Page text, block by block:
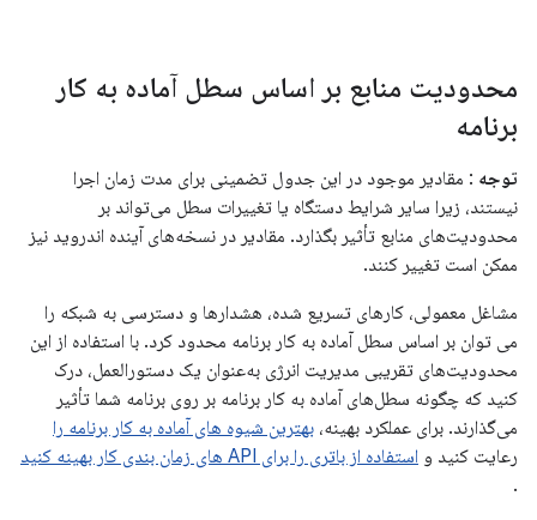
محدودیت منابع بر اساس سطل آماده به کار
برنامه
توجه : مقادیر موجود در این جدول تضمینی برای مدت زمان اجرا
نیستند، زیرا سایر شرایط دستگاه یا تغییرات سطل می‌تواند بر
محدودیت‌های منابع تأثیر بگذارد. مقادیر در نسخه‌های آینده اندروید نیز
ممکن است تغییر کنند.
مشاغل معمولی، کارهای تسریع شده، هشدارها و دسترسی به شبکه را
می توان بر اساس سطل آماده به کار برنامه محدود کرد. با استفاده از این
محدودیت‌های تقریبی مدیریت انرژی به‌عنوان یک دستورالعمل، درک
کنید که چگونه سطل‌های آماده به کار برنامه بر روی برنامه شما تأثیر
می‌گذارند. برای عملکرد بهینه، بهترین شیوه های آماده به کار برنامه را
رعایت کنید و استفاده از باتری را برای API های زمان بندی کار بهینه کنید
.